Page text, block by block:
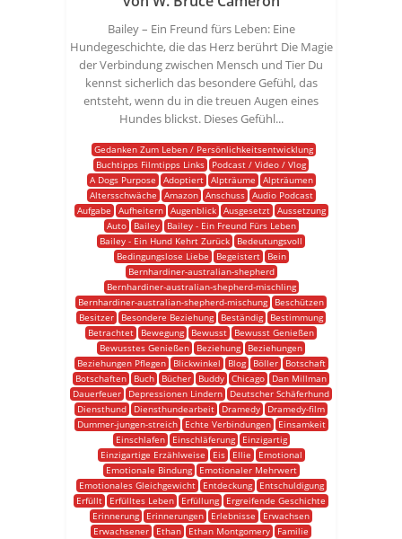
Bailey – Ein Freund fürs Leben: Eine
Hundegeschichte, die das Herz berührt Die Magie
der Verbindung zwischen Mensch und Tier Du
kennst sicherlich das besondere Gefühl, das
entsteht, wenn du in die treuen Augen eines
Hundes blickst. Dieses Gefühl...
Gedanken Zum Leben / Persönlichkeitsentwicklung
Buchtipps Filmtipps Links
Podcast / Video / Vlog
A Dogs Purpose
Adoptiert Alpträume
Alpträumen
Altersschwäche
Amazon Anschuss
Audio Podcast
Aufgabe
Aufheitern Augenblick Ausgesetzt
Aussetzung
Auto
Bailey
Bailey - Ein Freund Fürs Leben
Bailey - Ein Hund Kehrt Zurück
Bedeutungsvoll
Bedingungslose Liebe
Begeistert
Bein
Bernhardiner-australian-shepherd
Bernhardiner-australian-shepherd-mischling
Bernhardiner-australian-shepherd-mischung
Beschützen
Besitzer
Besondere Beziehung Beständig
Bestimmung
Betrachtet
Bewegung Bewusst
Bewusst Genießen
Bewusstes Genießen
Beziehung
Beziehungen
Beziehungen Pflegen
Blickwinkel Blog Böller
Botschaft
Botschaften
Buch Bücher Buddy Chicago
Dan Millman
Dauerfeuer
Depressionen Lindern
Deutscher Schäferhund
Diensthund
Diensthundearbeit Dramedy
Dramedy-film
Dummer-jungen-streich
Echte Verbindungen
Einsamkeit
Einschlafen
Einschläferung
Einzigartig
Einzigartige Erzählweise
Eis Ellie
Emotional
Emotionale Bindung
Emotionaler Mehrwert
Emotionales Gleichgewicht
Entdeckung
Entschuldigung
Erfüllt
Erfülltes Leben Erfüllung
Ergreifende Geschichte
Erinnerung
Erinnerungen Erlebnisse
Erwachsen
Erwachsener
Ethan Ethan Montgomery
Familie